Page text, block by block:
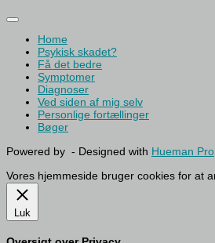
Home
Psykisk skadet?
Få det bedre
Symptomer
Diagnoser
Ved siden af mig selv
Personlige fortællinger
Bøger
Powered by - Designed with Hueman Pro
Vores hjemmeside bruger cookies for at
Luk